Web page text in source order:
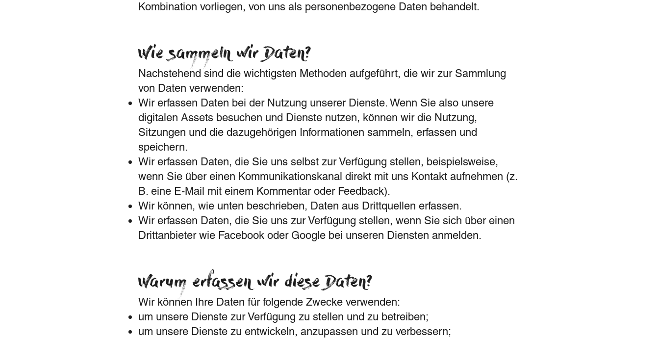
Kombination vorliegen, von uns als personenbezogene Daten behandelt.
Wie sammeln wir Daten?
Nachstehend sind die wichtigsten Methoden aufgeführt, die wir zur Sammlung
von Daten verwenden:
Wir erfassen Daten bei der Nutzung unserer Dienste. Wenn Sie also unsere
digitalen Assets besuchen und Dienste nutzen, können wir die Nutzung,
Sitzungen und die dazugehörigen Informationen sammeln, erfassen und
speichern.
Wir erfassen Daten, die Sie uns selbst zur Verfügung stellen, beispielsweise,
wenn Sie über einen Kommunikationskanal direkt mit uns Kontakt aufnehmen (z.
B. eine E-Mail mit einem Kommentar oder Feedback).
Wir können, wie unten beschrieben, Daten aus Drittquellen erfassen.
Wir erfassen Daten, die Sie uns zur Verfügung stellen, wenn Sie sich über einen
Drittanbieter wie Facebook oder Google bei unseren Diensten anmelden.
Warum erfassen wir diese Daten?
Wir können Ihre Daten für folgende Zwecke verwenden:
um unsere Dienste zur Verfügung zu stellen und zu betreiben;
um unsere Dienste zu entwickeln, anzupassen und zu verbessern;